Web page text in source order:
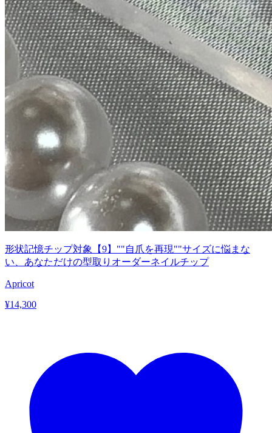
形状記憶チップ対象【9】""自爪を再現""サイズに悩まな
い、あなただけの型取りオーダーネイルチップ
Apricot
¥14,300